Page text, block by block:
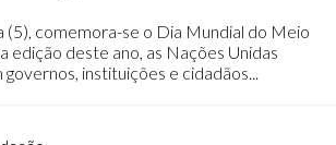
(5), comemora-se o Dia Mundial do Meio
edição deste ano, as Nações Unidas
governos, instituições e cidadãos...